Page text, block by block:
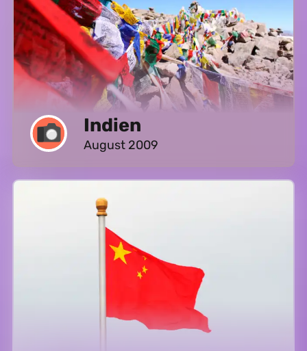
Indien
August 2009